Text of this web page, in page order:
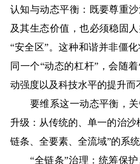
认知与动态平衡：既要尊重
及其生态价值，也必须稳固
“安全区”。这种和谐并非僵
同一个“动态的杠杆”，会随
动强度以及科技水平的提升而
要维系这一动态平衡，关
升级：从传统的、单一的治沙
链条、全要素、全流域”的系
“全链条”治理：统筹保护